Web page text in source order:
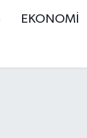
EKONOMİ